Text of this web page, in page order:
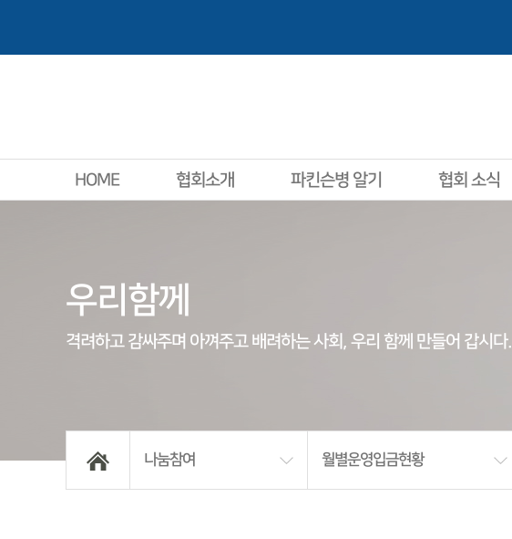
HOME 협회소개 파킨슨병 알기 협회 소식
우리함께
격려하고 감싸주며 아껴주고 배려하는 사회, 우리 함께 만들어 갑시다.
나눔참여 월별운영입금현황